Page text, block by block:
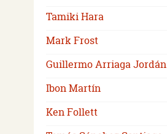
Tamiki Hara
Mark Frost
Guillermo Arriaga Jordán
Ibon Martín
Ken Follett